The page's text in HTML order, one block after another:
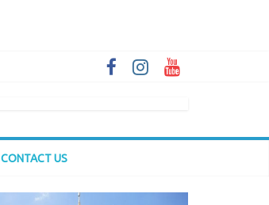
CONTACT US